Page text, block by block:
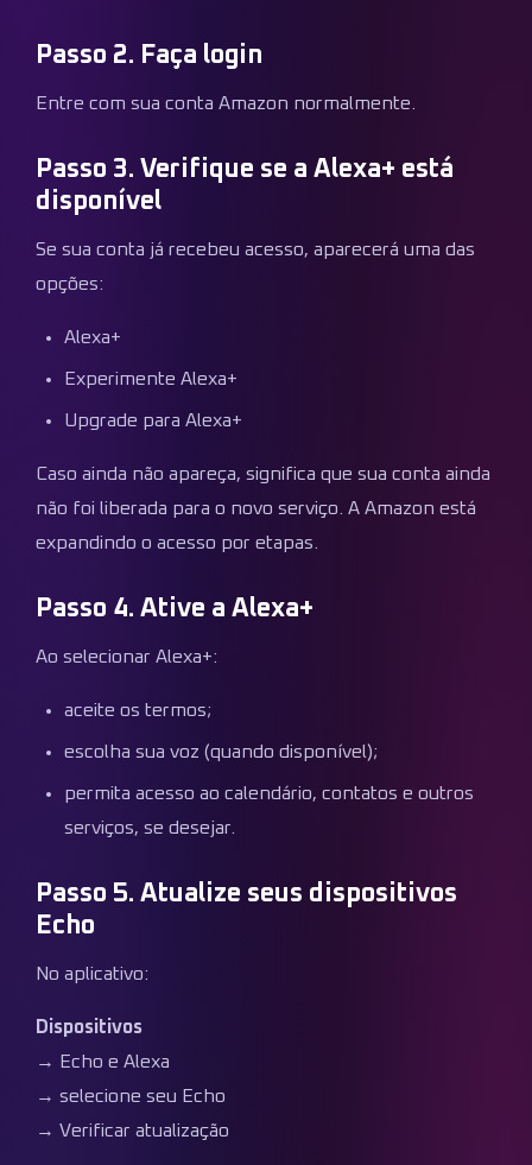
Passo 2. Faça login
Entre com sua conta Amazon normalmente.
Passo 3. Verifique se a Alexa+ está
disponível
Se sua conta já recebeu acesso, aparecerá uma das
opções:
Alexa+
Experimente Alexa+
Upgrade para Alexa+
Caso ainda não apareça, significa que sua conta ainda
não foi liberada para o novo serviço. A Amazon está
expandindo o acesso por etapas.
Passo 4. Ative a Alexa+
Ao selecionar Alexa+:
aceite os termos;
escolha sua voz (quando disponível);
permita acesso ao calendário, contatos e outros
serviços, se desejar.
Passo 5. Atualize seus dispositivos
Echo
No aplicativo:
Dispositivos
→ Echo e Alexa
→ selecione seu Echo
→ Verificar atualização